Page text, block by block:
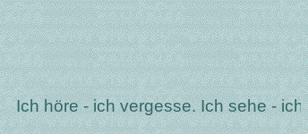
höre - ich vergesse. Ich sehe - ich